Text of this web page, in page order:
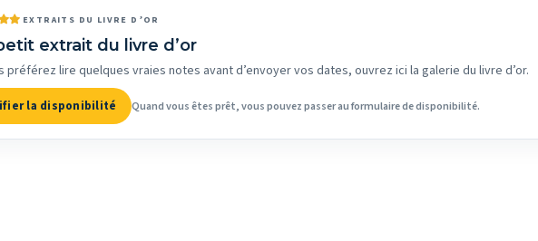
EXTRAITS DU LIVRE D’OR
extrait du livre d’or
préférez lire quelques vraies notes avant d’envoyer vos dates, ouvrez ici la galerie du livre d’or.
la disponibilité Quand vous êtes prêt, vous pouvez passer au formulaire de disponibilité.